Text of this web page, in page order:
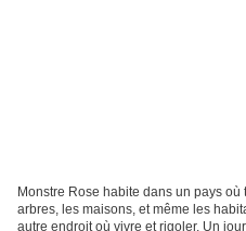
Monstre Rose habite dans un pays
arbres, les maisons, et même les
autre endroit où vivre et rigoler. Un